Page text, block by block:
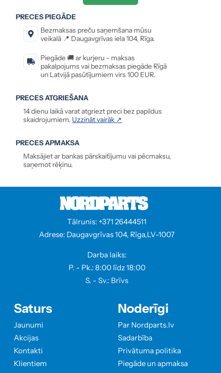
PRECES PIEGĀDE
Bezmaksas preču saņemšana mūsu
veikalā 📍 Daugavgrīvas iela 104, Rīga.
Piegāde 🚚 ar kurjeru - maksas
pakalpojums vai bezmaksas piegāde Rīgā
un Latvijā pasūtījumiem virs 100 EUR.
PRECES ATGRIEŠANA
14 dienu laikā varat atgriezt preci bez papildus
skaidrojumiem. Uzzināt vairāk ↗
PRECES APMAKSA
Maksājiet ar bankas pārskaitījumu vai pēcmaksu,
saņemot rēķinu.
Tālrunis: +371 26444511
Adrese: Daugavgrīvas 104, Rīga,LV-1007
Darba laiks:
P. - Pk.: 8:00 līdz 18:00
S. - Sv.: Brīvs
Saturs
Jaunumi
Akcijas
Kontakti
Klientiem
Noderīgi
Par Nordparts.lv
Sadarbība
Privātuma politika
Piegāde un apmaksa